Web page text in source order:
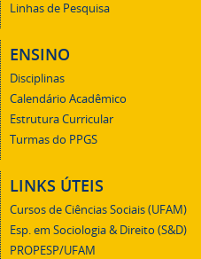
Linhas de Pesquisa
ENSINO
Disciplinas
Calendário Acadêmico
Estrutura Curricular
Turmas do PPGS
LINKS ÚTEIS
Cursos de Ciências Sociais (UFAM)
Esp. em Sociologia & Direito (S&D)
PROPESP/UFAM